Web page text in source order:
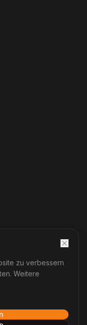
Wehrheim. Alle
zu verbessern
Weitere